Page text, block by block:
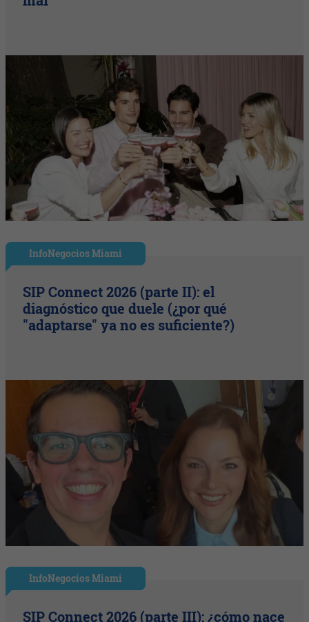
InfoNegocios Miami
SIP Connect 2026 (parte II): el
diagnóstico que duele (¿por qué
"adaptarse" ya no es suficiente?)
InfoNegocios Miami
SIP Connect 2026 (parte III): ¿cómo nace